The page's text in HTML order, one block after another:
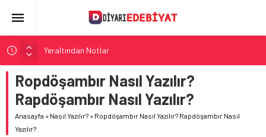
Yeraltından Notlar
Aylak Adam
Zebercet
Demiryolu Hikâyecileri
Korkuyu Beklerken
Ropdöşambır Nasıl Yazılır?
Rapdöşambır Nasıl Yazılır?
Anasayfa » Nasıl Yazılır? » Ropdöşambır Nasıl Yazılır? Rapdöşambır Nasıl
Yazılır?